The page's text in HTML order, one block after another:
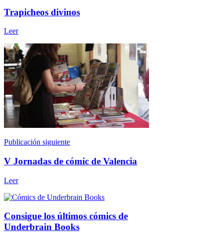
Trapicheos divinos
Leer
Publicación siguiente
V Jornadas de cómic de Valencia
Leer
Consigue los últimos cómics de
Underbrain Books